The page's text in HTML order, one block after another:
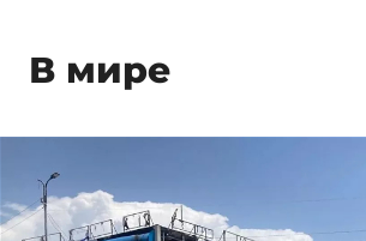
В мире